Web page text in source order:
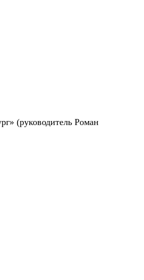
(руководитель Роман